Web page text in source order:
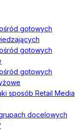
gotowych
gotowych
gotowych
sposób Retail Media
docelowych